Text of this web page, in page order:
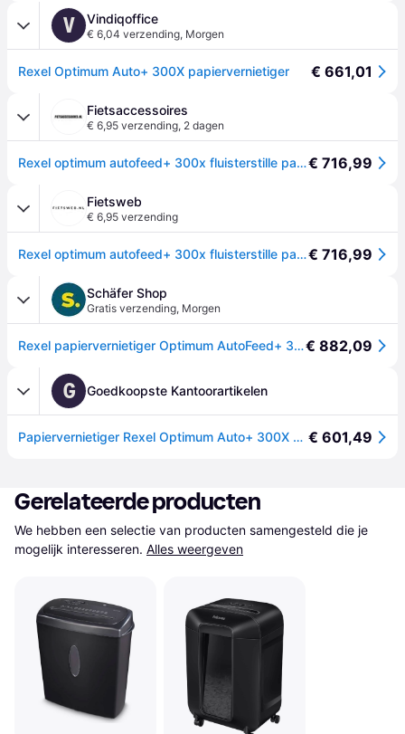
V Vindiqoffice
€ 6,04 verzending, Morgen
Rexel Optimum Auto+ 300X papiervernietiger € 661,01
Fietsaccessoires
€ 6,95 verzending, 2 dagen
Rexel optimum autofeed+ 300x fluisterstille papierversnipperaar - p4 snippers - automatische invoer tot 300 vel - 60l - zwart€ 716,99
Fietsweb
€ 6,95 verzending
Rexel optimum autofeed+ 300x fluisterstille papierversnipperaar - p4 snippers - automatische invoer tot 300 vel - 60l - zwart€ 716,99
Schäfer Shop
Gratis verzending, Morgen
Rexel papiervernietiger Optimum AutoFeed+ 300X, volautomatisch, deeltjesknipper 4 x 25 mm P-4, 60 l, snijcapaciteit 10-300 vel, met zwenkwielen, zwart€ 882,09
G Goedkoopste Kantoorartikelen
Papiervernietiger Rexel Optimum Auto+ 300X P4 snippers 4x26mm € 601,49
Gerelateerde producten
We hebben een selectie van producten samengesteld die je
mogelijk interesseren. Alles weergeven